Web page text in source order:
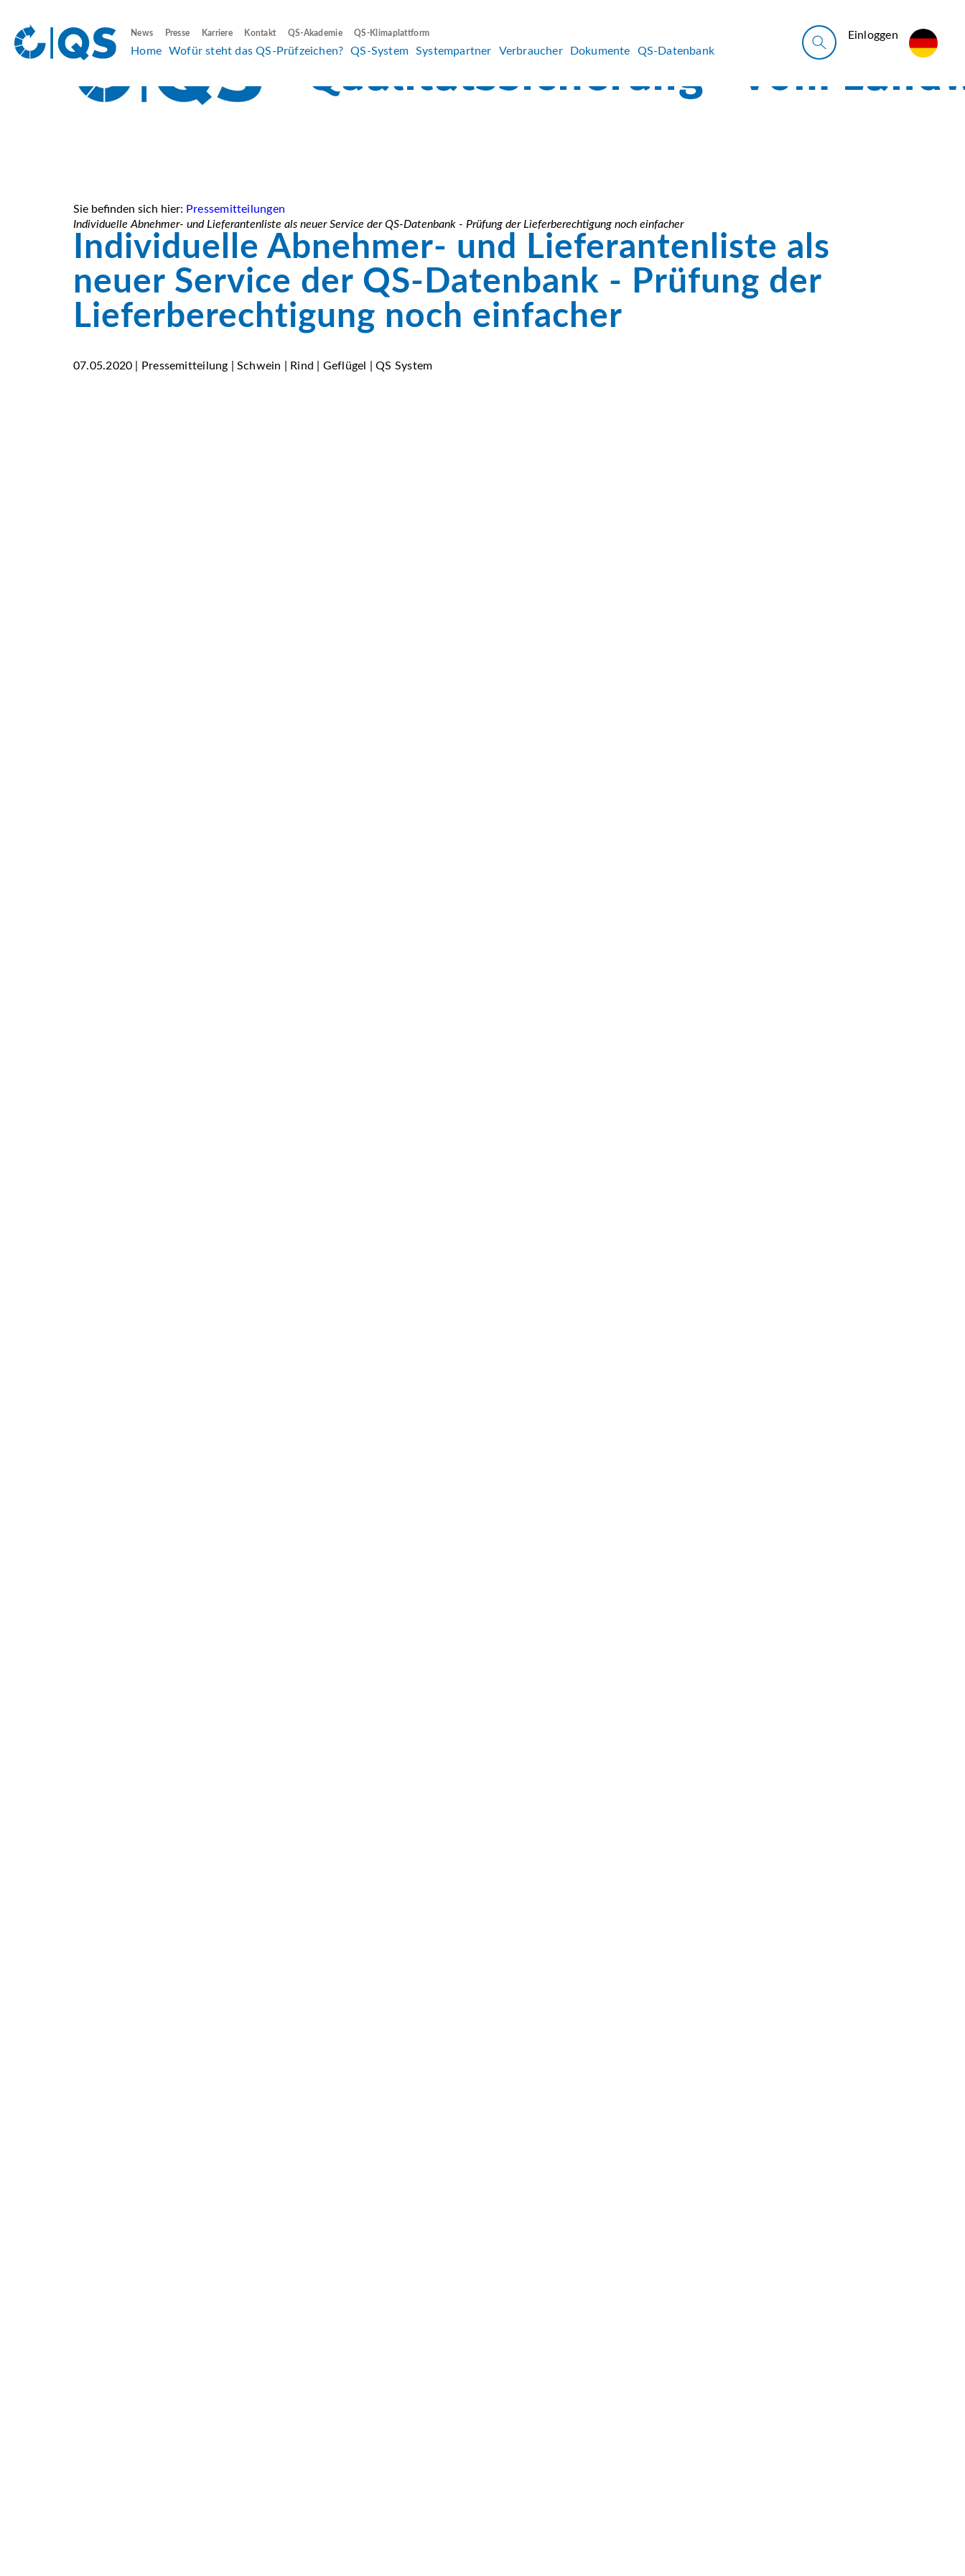
News Presse Karriere Kontakt QS-Akademie QS-Klimaplattform
Home Wofür steht das QS-Prüfzeichen? QS-System Systempartner Verbraucher Dokumente QS-Datenbank
Ein­log­gen
Sie befinden sich hier: Pressemitteilungen
Individuelle Abnehmer- und Lieferantenliste als neuer Service der QS-Datenbank - Prüfung der Lieferberechtigung noch einfacher
Individuelle Abnehmer- und Lieferantenliste als
neuer Service der QS-Datenbank - Prüfung der
Lieferberechtigung noch einfacher
07.05.2020 | Pressemitteilung | Schwein | Rind | Geflügel | QS System